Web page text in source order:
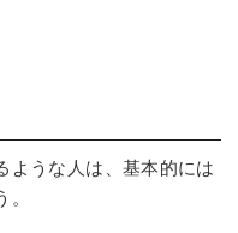
ような人は、基本的には